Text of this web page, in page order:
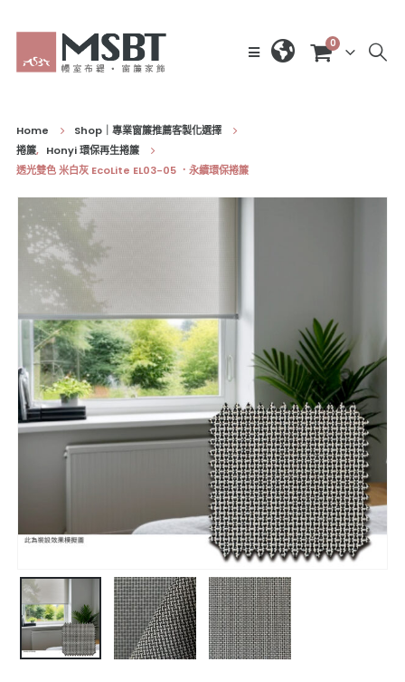
0
Home
Shop｜專業窗簾推薦客製化選擇
捲簾, Honyi 環保再生捲簾
透光雙色 米白灰 EcoLite EL03-05 ．永續環保捲簾